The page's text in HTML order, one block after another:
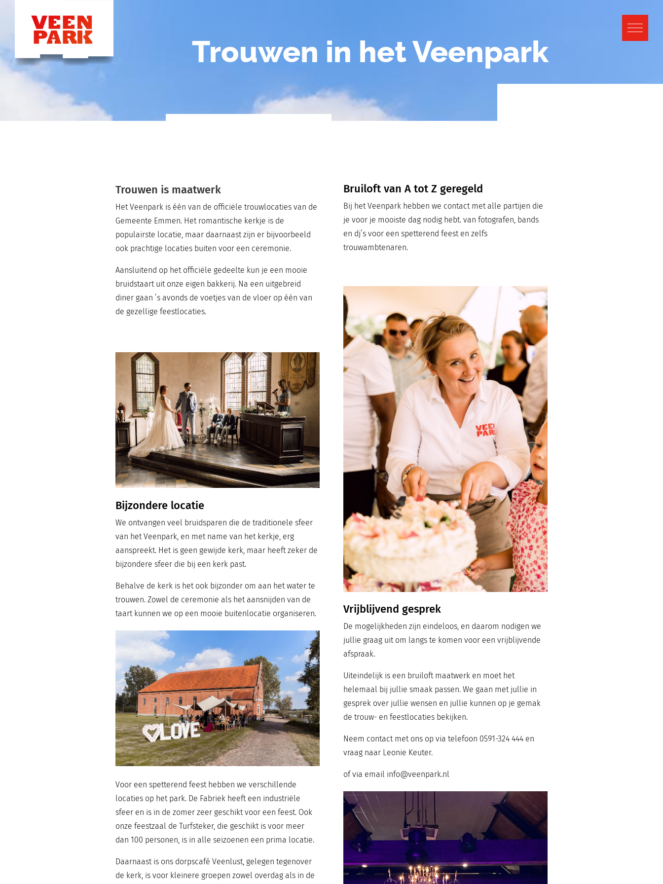
Trouwen in het Veenpark
Trouwen is maatwerk
Het Veenpark is één van de officiële trouwlocaties van de
Gemeente Emmen. Het romantische kerkje is de
populairste locatie, maar daarnaast zijn er bijvoorbeeld
ook prachtige locaties buiten voor een ceremonie.
Aansluitend op het officiële gedeelte kun je een mooie
bruidstaart uit onze eigen bakkerij. Na een uitgebreid
diner gaan ’s avonds de voetjes van de vloer op één van
de gezellige feestlocaties.
Bijzondere locatie
We ontvangen veel bruidsparen die de traditionele sfeer
van het Veenpark, en met name van het kerkje, erg
aanspreekt. Het is geen gewijde kerk, maar heeft zeker de
bijzondere sfeer die bij een kerk past.
Behalve de kerk is het ook bijzonder om aan het water te
trouwen. Zowel de ceremonie als het aansnijden van de
taart kunnen we op een mooie buitenlocatie organiseren.
Voor een spetterend feest hebben we verschillende
locaties op het park. De Fabriek heeft een industriële
sfeer en is in de zomer zeer geschikt voor een feest. Ook
onze feestzaal de Turfsteker, die geschikt is voor meer
dan 100 personen, is in alle seizoenen een prima locatie.
Daarnaast is ons dorpscafé Veenlust, gelegen tegenover
de kerk, is voor kleinere groepen zowel overdag als in de
Bruiloft van A tot Z geregeld
Bij het Veenpark hebben we contact met alle partijen die
je voor je mooiste dag nodig hebt. van fotografen, bands
en dj’s voor een spetterend feest en zelfs
trouwambtenaren.
Vrijblijvend gesprek
De mogelijkheden zijn eindeloos, en daarom nodigen we
jullie graag uit om langs te komen voor een vrijblijvende
afspraak.
Uiteindelijk is een bruiloft maatwerk en moet het
helemaal bij jullie smaak passen. We gaan met jullie in
gesprek over jullie wensen en jullie kunnen op je gemak
de trouw- en feestlocaties bekijken.
Neem contact met ons op via telefoon 0591-324 444 en
vraag naar Leonie Keuter.
of via email info@veenpark.nl